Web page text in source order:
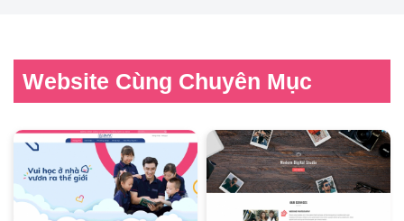
Website Cùng Chuyên Mục